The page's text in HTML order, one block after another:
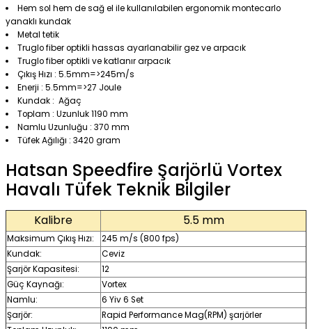
KARGO BEDAVA
Hem sol hem de sağ el ile kullanılabilen ergonomik montecarlo
yanaklı kundak
Metal tetik
Truglo fiber optikli hassas ayarlanabilir gez ve arpacık
Truglo fiber optikli ve katlanır arpacık
Çıkış Hızı : 5.5mm=>245m/s
Enerji : 5.5mm=>27 Joule
Kundak : Ağaç
Toplam : Uzunluk 1190 mm
Namlu Uzunluğu : 370 mm
Tüfek Ağılığı : 3420 gram
Hatsan Speedfire Şarjörlü Vortex
Havalı Tüfek Teknik Bilgiler
Kalibre 5.5 mm
Maksimum Çıkış Hızı:
245 m/s (800 fps)
Kundak:
Ceviz
Şarjör Kapasitesi:
12
Güç Kaynağı:
Vortex
Namlu:
6 Yiv 6 Set
Şarjör:
Rapid Performance Mag(RPM) şarjörler